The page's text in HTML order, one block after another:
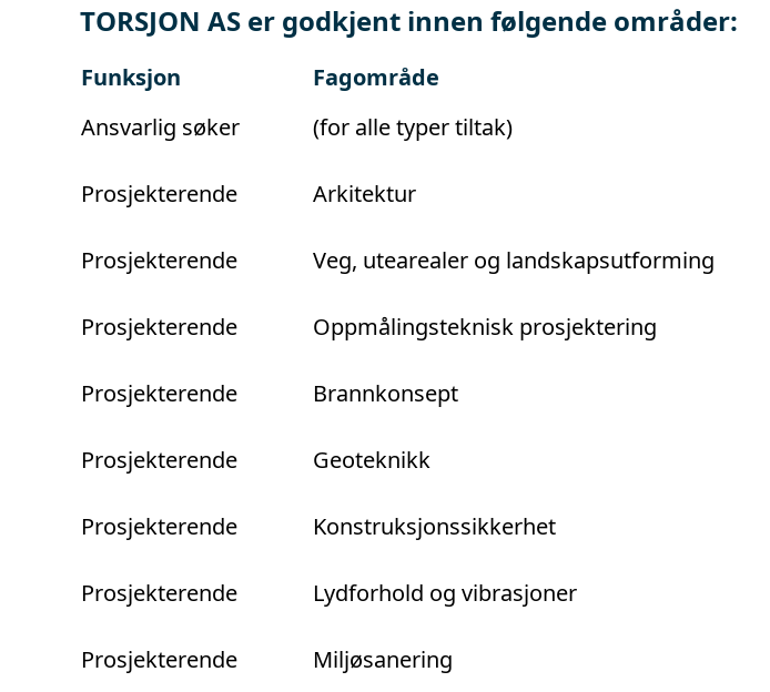
TORSJON AS er godkjent innen følgende områder:
Funksjon Fagområde
Ansvarlig søker
(for alle typer tiltak)
Prosjekterende Arkitektur
Prosjekterende Veg, utearealer og landskapsutforming
Prosjekterende Oppmålingsteknisk prosjektering
Prosjekterende Brannkonsept
Prosjekterende Geoteknikk
Prosjekterende Konstruksjonssikkerhet
Prosjekterende Lydforhold og vibrasjoner
Prosjekterende Miljøsanering